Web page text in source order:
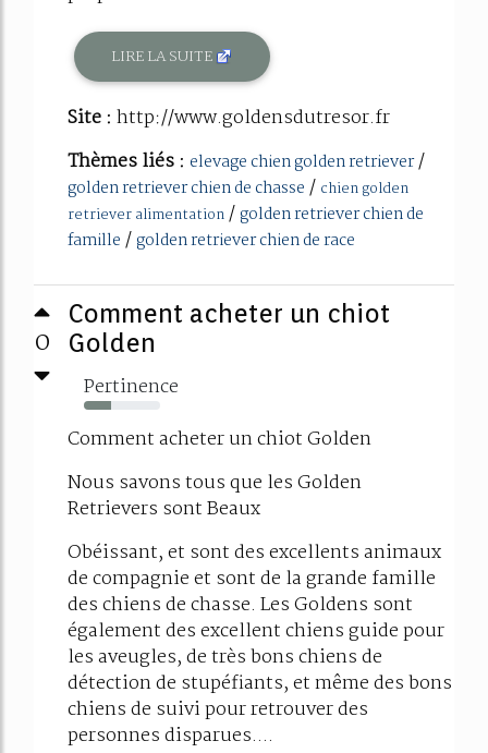
LIRE LA SUITE
Site : http://www.goldensdutresor.fr
Thèmes liés : elevage chien golden retriever/
golden retriever chien de chasse / chien golden
retriever alimentation/ golden retriever chien de
famille / golden retriever chien de race
0
Comment acheter un chiot
Golden
Pertinence
36%
Comment acheter un chiot Golden
Nous savons tous que les Golden
Retrievers sont Beaux
Obéissant, et sont des excellents animaux
de compagnie et sont de la grande famille
des chiens de chasse. Les Goldens sont
également des excellent chiens guide pour
les aveugles, de très bons chiens de
détection de stupéfiants, et même des bons
chiens de suivi pour retrouver des
personnes disparues....